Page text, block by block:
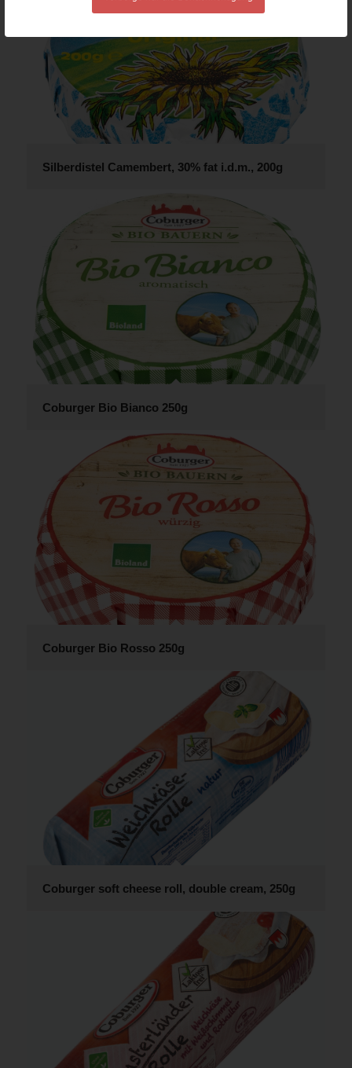
Silberdistel Camembert, 30% fat i.d.m., 200g
Coburger Bio Bianco 250g
Coburger Bio Rosso 250g
Coburger soft cheese roll, double cream, 250g